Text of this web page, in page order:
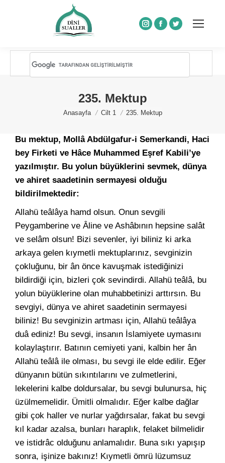
Instagram
Facebook
Twitter
235. Mektup
You are here:
Anasayfa Cilt 1 235. Mektup
Bu mektup, Mollâ Abdülgafur-i Semerkandi, Haci
bey Firketi ve Hâce Muhammed Eşref Kabili’ye
yazılmıştır. Bu yolun büyüklerini sevmek, dünya
ve ahiret saadetinin sermayesi olduğu
bildirilmektedir:
Allahü teâlâya hamd olsun. Onun sevgili
Peygamberine ve Âline ve Ashâbının hepsine salât
ve selâm olsun! Bizi sevenler, iyi biliniz ki arka
arkaya gelen kıymetli mektuplarınız, sevginizin
çokluğunu, bir ân önce kavuşmak istediğinizi
bildirdiği için, bizleri çok sevindirdi. Allahü teâlâ, bu
yolun büyüklerine olan muhabbetinizi arttırsın. Bu
sevgiyi, dünya ve ahiret saadetinin sermayesi
biliniz! Bu sevginizin artması için, Allahü teâlâya
duâ ediniz! Bu sevgi, insanın İslamiyete uymasını
kolaylaştırır. Batının cemiyeti yani, kalbin her ân
Allahü teâlâ ile olması, bu sevgi ile elde edilir. Eğer
dünyanın bütün sıkıntılarını ve zulmetlerini,
lekelerini kalbe doldursalar, bu sevgi bulunursa, hiç
üzülmemelidir. Ümitli olmalıdır. Eğer kalbe dağlar
gibi çok haller ve nurlar yağdırsalar, fakat bu sevgi
kıl kadar azalsa, bunları haraplık, felaket bilmelidir
ve istidrâc olduğunu anlamalıdır. Buna sıkı yapışıp
sonra, işinize bakınız! Kıymetli ömrü lüzumsuz